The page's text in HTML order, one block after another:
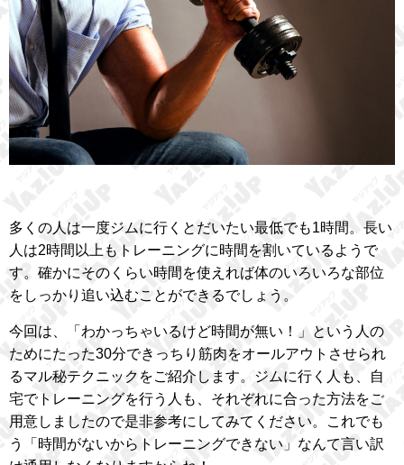
多くの人は一度ジムに行くとだいたい最低でも1時間。長い
人は2時間以上もトレーニングに時間を割いているようで
す。確かにそのくらい時間を使えれば体のいろいろな部位
をしっかり追い込むことができるでしょう。
今回は、「わかっちゃいるけど時間が無い！」という人の
ためにたった30分できっちり筋肉をオールアウトさせられ
るマル秘テクニックをご紹介します。ジムに行く人も、自
宅でトレーニングを行う人も、それぞれに合った方法をご
用意しましたので是非参考にしてみてください。これでも
う「時間がないからトレーニングできない」なんて言い訳